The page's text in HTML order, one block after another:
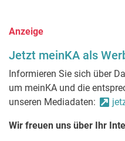
Anzeige
Jetzt meinKA als
Informieren Sie sich über
um meinKA und die
unseren Mediadaten:
Wir freuen uns über Ihr